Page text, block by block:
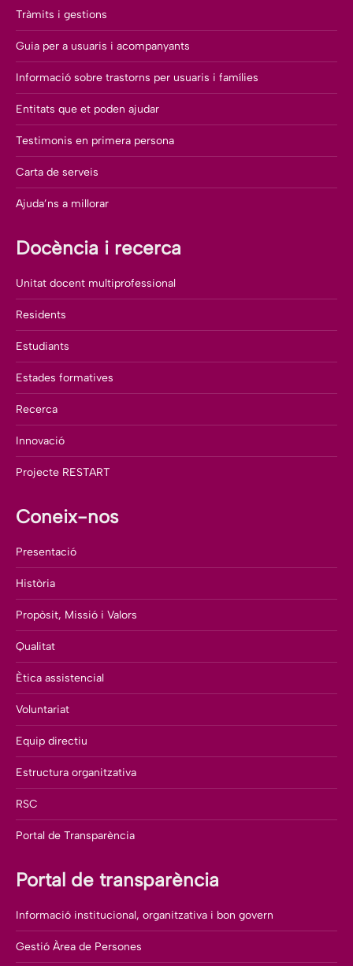
Tràmits i gestions
Guia per a usuaris i acompanyants
Informació sobre trastorns per usuaris i famílies
Entitats que et poden ajudar
Testimonis en primera persona
Carta de serveis
Ajuda’ns a millorar
Docència i recerca
Unitat docent multiprofessional
Residents
Estudiants
Estades formatives
Recerca
Innovació
Projecte RESTART
Coneix-nos
Presentació
Història
Propòsit, Missió i Valors
Qualitat
Ètica assistencial
Voluntariat
Equip directiu
Estructura organitzativa
RSC
Portal de Transparència
Portal de transparència
Informació institucional, organitzativa i bon govern
Gestió Àrea de Persones